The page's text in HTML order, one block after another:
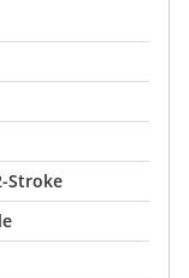
Stroke